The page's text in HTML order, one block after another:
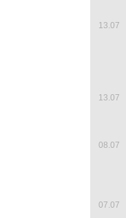
13.07
13.07
08.07
07.07